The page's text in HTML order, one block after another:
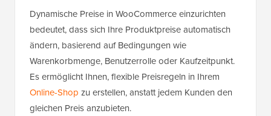
Dynamische Preise in WooCommerce einzurichten
bedeutet, dass sich Ihre Produktpreise automatisch
ändern, basierend auf Bedingungen wie
Warenkorbmenge, Benutzerrolle oder Kaufzeitpunkt.
Es ermöglicht Ihnen, flexible Preisregeln in Ihrem
Online-Shop zu erstellen, anstatt jedem Kunden den
gleichen Preis anzubieten.